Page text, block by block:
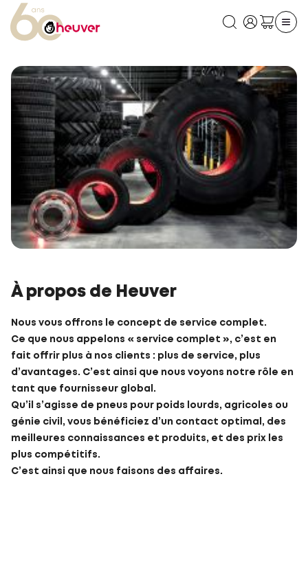
À propos de Heuver
Nous vous offrons le concept de service complet.
Ce que nous appelons « service complet », c’est en
fait offrir plus à nos clients : plus de service, plus
d’avantages. C’est ainsi que nous voyons notre rôle en
tant que fournisseur global.
Qu’il s’agisse de pneus pour poids lourds, agricoles ou
génie civil, vous bénéficiez d’un contact optimal, des
meilleures connaissances et produits, et des prix les
plus compétitifs.
C’est ainsi que nous faisons des affaires.